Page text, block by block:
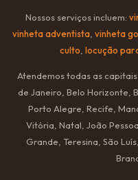
Nossos serviços incluem:
vinheta adventista vinheta
culto locução
Atendemos todas as
de Janeiro, Belo Horizonte,
Porto Alegre, Recife,
Vitória, Natal, João
Grande, Teresina, São